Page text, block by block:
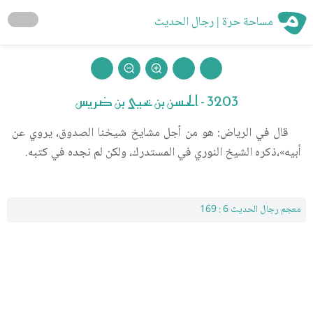
مساحة حرة | رجال الحديث
3203 - الحسن بن يحيى بن ضريس
قال في الرياض: هو من أجل مشايخ شيخنا الصدوق، يروي عن
أبيه»،ذكره الشيخ النوري في المستدرك، ولكن لم نجده في كتبه.
معجم رجال الحديث 6 : 169